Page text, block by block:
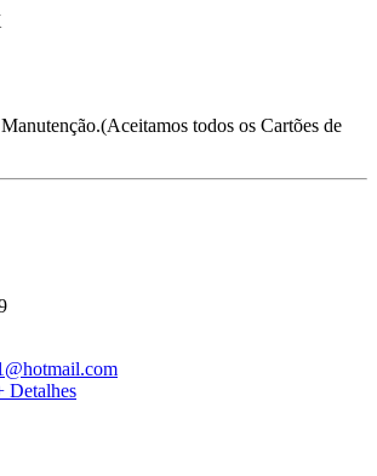
todos os Cartões de
Detalhes